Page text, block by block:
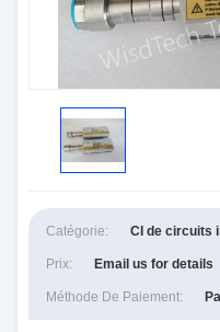
Catégorie: CI de circuits
Prix: Email us for details
Méthode De Paiement: